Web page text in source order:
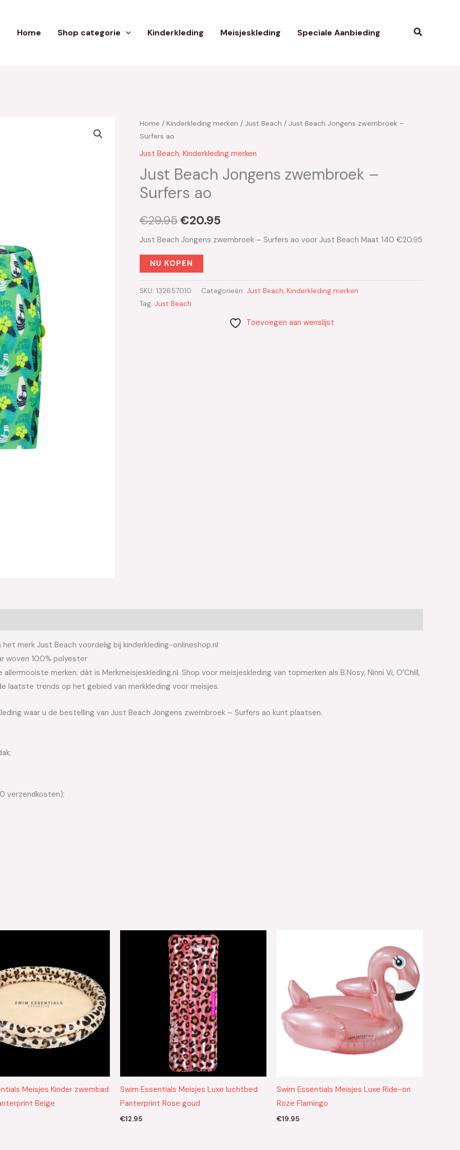
Home Shop categorie Kinderkleding Meisjeskleding Speciale Aanbieding Zoeken
Home / Kinderkleding merken / Just Beach / Just Beach Jongens zwembroek –
Surfers ao
Just Beach, Kinderkleding merken
Just Beach Jongens zwembroek –
Surfers ao
€29.95
Oorspronkelijke
prijs
was:
€29.95.
€20.95
Huidige
prijs
is:
Just Beach Jongens zwembroek – Surfers ao voor Just Beach Maat 140 €20.95
NU KOPEN
SKU: 132657010 Categorieën: Just Beach, Kinderkleding merken
Tag: Just Beach
Toevoegen aan wenslijst
merk Just Beach voordelig bij kinderkleding-onlineshop.nl
woven 100% polyester
merken: dát is Merkmeisjeskleding.nl. Shop voor meisjeskleding van topmerken als B.Nosy, Ninni Vi, O’Chill,
laatste trends op het gebied van merkkleding voor meisjes.
waar u de bestelling van Just Beach Jongens zwembroek – Surfers ao kunt plaatsen.
verzendkosten);
Meisjes Kinder zwembad
Beige
Swim Essentials Meisjes Luxe luchtbed
Panterprint Rose goud
€12.95
Swim Essentials Meisjes Luxe Ride-on
Roze Flamingo
€19.95